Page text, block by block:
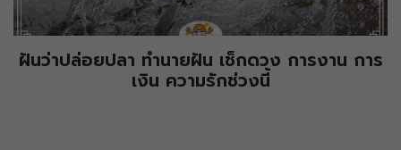
ฝันว่าปล่อยปลา ทำนายฝัน เช็กดวง การงาน การ
เงิน ความรักช่วงนี้